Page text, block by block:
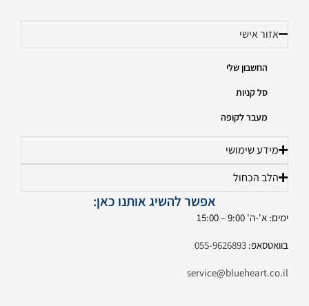
אזור אישי
החשבון שלי
סל קניות
מעבר לקופה
מידע שימושי
הלב הכחול
אפשר להשיג אותנו כאן:
ימים: א'-ה' 9:00 – 15:00
בוואטסאפ: 055-9626893
service@blueheart.co.il